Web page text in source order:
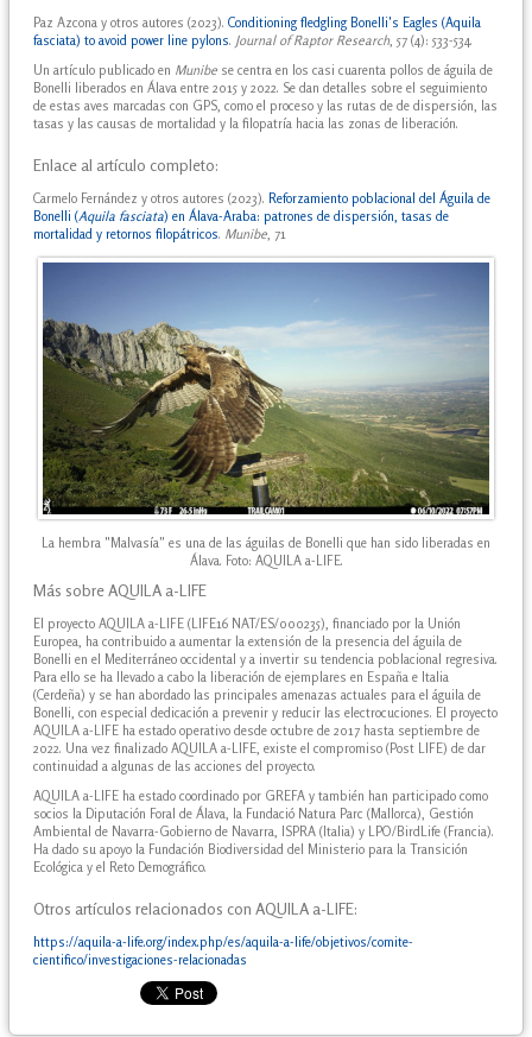
Paz Azcona y otros autores (2023). Conditioning fledgling Bonelli's Eagles (Aquila
fasciata) to avoid power line pylons. Journal of Raptor Research, 57 (4): 533-534.
Un artículo publicado en Munibe se centra en los casi cuarenta pollos de águila de
Bonelli liberados en Álava entre 2015 y 2022. Se dan detalles sobre el seguimiento
de estas aves marcadas con GPS, como el proceso y las rutas de de dispersión, las
tasas y las causas de mortalidad y la filopatría hacia las zonas de liberación.
Enlace al artículo completo:
Carmelo Fernández y otros autores (2023). Reforzamiento poblacional del Águila de
Bonelli (Aquila fasciata) en Álava-Araba: patrones de dispersión, tasas de
mortalidad y retornos filopátricos. Munibe , 71
La hembra "Malvasía" es una de las águilas de Bonelli que han sido liberadas en
Álava. Foto: AQUILA a-LIFE.
Más sobre AQUILA a-LIFE
El proyecto AQUILA a-LIFE (LIFE16 NAT/ES/000235), financiado por la Unión
Europea, ha contribuido a aumentar la extensión de la presencia del águila de
Bonelli en el Mediterráneo occidental y a invertir su tendencia poblacional regresiva.
Para ello se ha llevado a cabo la liberación de ejemplares en España e Italia
(Cerdeña) y se han abordado las principales amenazas actuales para el águila de
Bonelli, con especial dedicación a prevenir y reducir las electrocuciones. El proyecto
AQUILA a-LIFE ha estado operativo desde octubre de 2017 hasta septiembre de
2022. Una vez finalizado AQUILA a-LIFE, existe el compromiso (Post LIFE) de dar
continuidad a algunas de las acciones del proyecto.
AQUILA a-LIFE ha estado coordinado por GREFA y también han participado como
socios la Diputación Foral de Álava, la Fundació Natura Parc (Mallorca), Gestión
Ambiental de Navarra-Gobierno de Navarra, ISPRA (Italia) y LPO/BirdLife (Francia).
Ha dado su apoyo la Fundación Biodiversidad del Ministerio para la Transición
Ecológica y el Reto Demográfico.
Otros artículos relacionados con AQUILA a-LIFE:
https://aquila-a-life.org/index.php/es/aquila-a-life/objetivos/comite-
cientifico/investigaciones-relacionadas